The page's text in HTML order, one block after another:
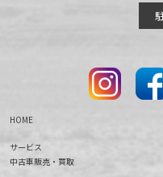
HOME
サービス
中古車販売・買取